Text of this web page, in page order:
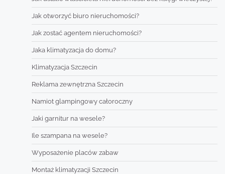
Jak otworzyć biuro nieruchomości?
Jak zostać agentem nieruchomości?
Jaka klimatyzacja do domu?
Klimatyzacja Szczecin
Reklama zewnętrzna Szczecin
Namiot glampingowy całoroczny
Jaki garnitur na wesele?
Ile szampana na wesele?
Wyposażenie placów zabaw
Montaż klimatyzacji Szczecin